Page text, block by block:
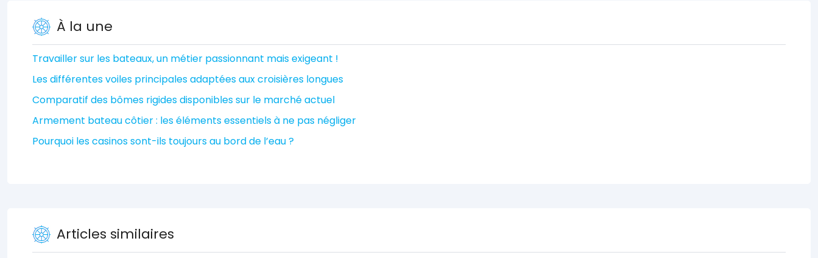
À la une
Travailler sur les bateaux, un métier passionnant mais exigeant !
Les différentes voiles principales adaptées aux croisières longues
Comparatif des bômes rigides disponibles sur le marché actuel
Armement bateau côtier : les éléments essentiels à ne pas négliger
Pourquoi les casinos sont-ils toujours au bord de l’eau ?
Articles similaires